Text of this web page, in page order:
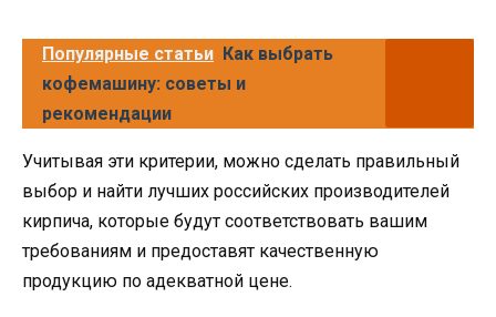
Популярные статьи Как выбрать
кофемашину: советы и
рекомендации
Учитывая эти критерии, можно сделать правильный
выбор и найти лучших российских производителей
кирпича, которые будут соответствовать вашим
требованиям и предоставят качественную
продукцию по адекватной цене.